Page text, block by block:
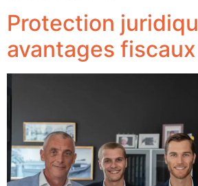
Protection
avantages fiscaux